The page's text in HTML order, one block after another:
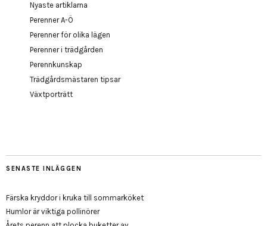
Nyaste artiklarna
Perenner A-Ö
Perenner för olika lägen
Perenner i trädgården
Perennkunskap
Trädgårdsmästaren tipsar
Växtporträtt
SENASTE INLÄGGEN
Färska kryddor i kruka till sommarköket
Humlor är viktiga pollinörer